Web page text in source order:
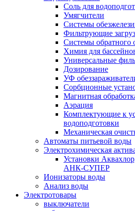
Соль для
Умягчители
Системы
Фильтрующие
Системы обратного
Химия для
Универсальные
Дозирование
УФ
Сорбционные
Магнитная
Аэрация
Комплектующие к
водоподготовки
Механическая
Автоматы питьевой воды
Электрохимическая
Установки
АНК-СУПЕР
Ионизаторы воды
Анализ воды
Электротовары
выключатели